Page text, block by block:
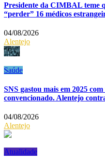
Presidente da CIMBAL teme
“perder” 16 médicos
04/08/2026
Alentejo
Saúde
SNS gastou mais em 2025
convencionado. Alentejo
04/08/2026
Alentejo
Atualidade